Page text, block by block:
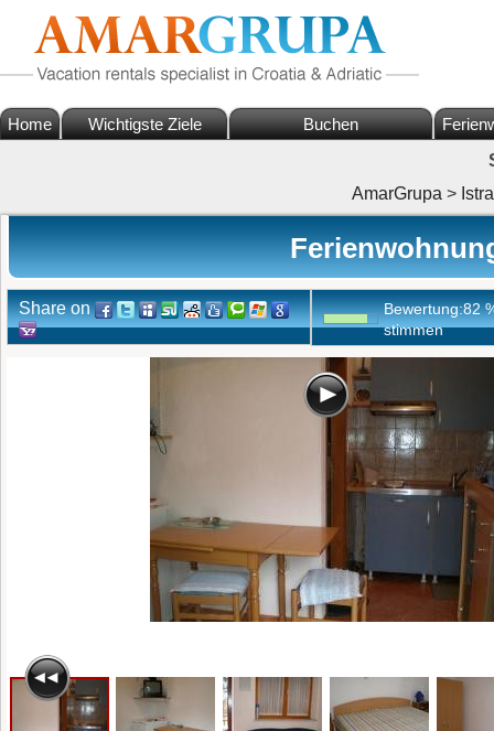
Home Wichtigste Ziele Buchen
AmarGrupa > Istra
Share on Bewertung:82
stimmen